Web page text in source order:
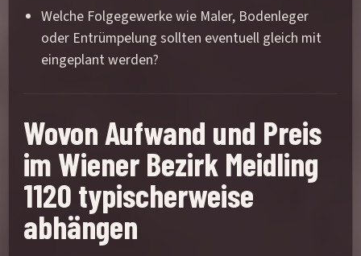
Welche Folgegewerke wie Maler, Bodenleger
oder Entrümpelung sollten eventuell gleich mit
eingeplant werden?
Wovon Aufwand und Preis
im Wiener Bezirk Meidling
1120 typischerweise
abhängen